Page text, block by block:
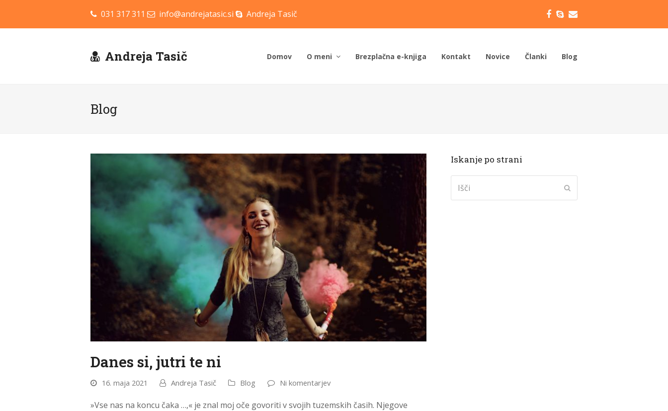
031 317 311 info@andrejatasic.si Andreja Tasič Facebook
SkypeEmail
Andreja Tasič Domov O meni Brezplačna e-knjiga Kontakt Novice Članki Blog
Blog
Danes si, jutri te ni
16. maja 2021 Andreja Tasič Blog Ni komentarjev
»Vse nas na koncu čaka …,« je znal moj oče govoriti v svojih tuzemskih časih. Njegove
Iskanje po strani